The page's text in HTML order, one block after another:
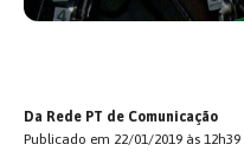
Da Rede PT de Comunicação
Publicado em 22/01/2019 às 12h39